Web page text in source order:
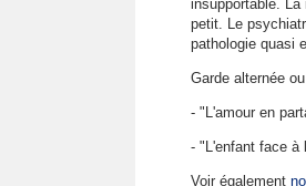
insupportable.
petit. Le
pathologie quasi
Garde alternée
- "L'amour en
- "L'enfant face à
Voir également